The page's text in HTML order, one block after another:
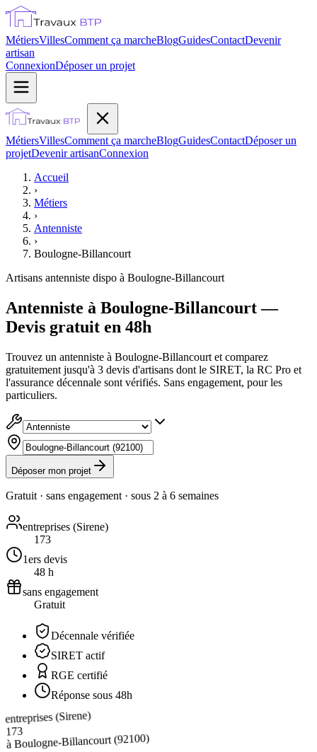
MétiersVillesComment ça marcheBlogGuidesContactDevenir
artisan
ConnexionDéposer un projet
MétiersVillesComment ça marcheBlogGuidesContactDéposer un
projetDevenir artisanConnexion
Accueil
›
Métiers
›
Antenniste
›
Boulogne-Billancourt
Artisans antenniste dispo à Boulogne-Billancourt
Antenniste à Boulogne-Billancourt —
Devis gratuit en 48h
Trouvez un antenniste à Boulogne-Billancourt et comparez
gratuitement jusqu'à 3 devis d'artisans dont le SIRET, la RC Pro et
l'assurance décennale sont vérifiés. Sans engagement, pour les
particuliers.
Déposer mon projet
Gratuit · sans engagement · sous 2 à 6 semaines
entreprises (Sirene)
173
1ers devis
48 h
sans engagement
Gratuit
Décennale vérifiée
SIRET actif
RGE certifié
Réponse sous 48h
entreprises (Sirene)
173
àBoulogne-Billancourt(92100)